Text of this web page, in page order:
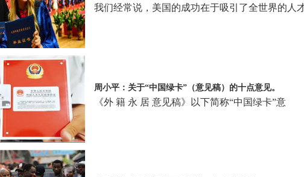
我们经常说，美国的成功在于吸引了全世界的人
周小平：关于“中国绿卡”（意见稿）的十点意见。
《外 籍 永 居 意见稿》以下简称“中国绿卡”意